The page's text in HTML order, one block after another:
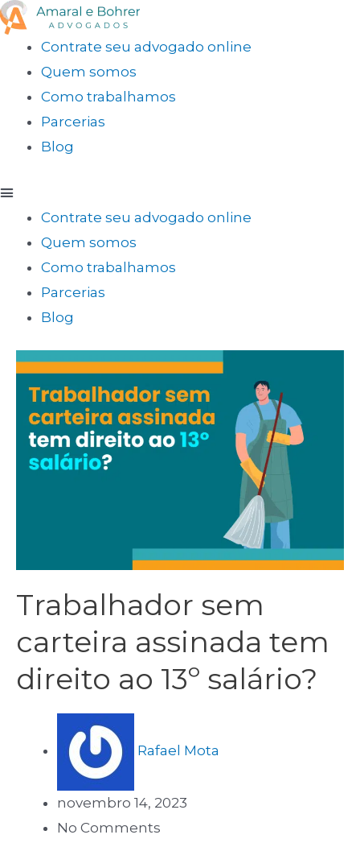
Contrate seu advogado online
Quem somos
Como trabalhamos
Parcerias
Blog
Contrate seu advogado online
Quem somos
Como trabalhamos
Parcerias
Blog
Trabalhador sem
carteira assinada tem
direito ao 13º salário?
Rafael Mota
novembro 14, 2023
No Comments